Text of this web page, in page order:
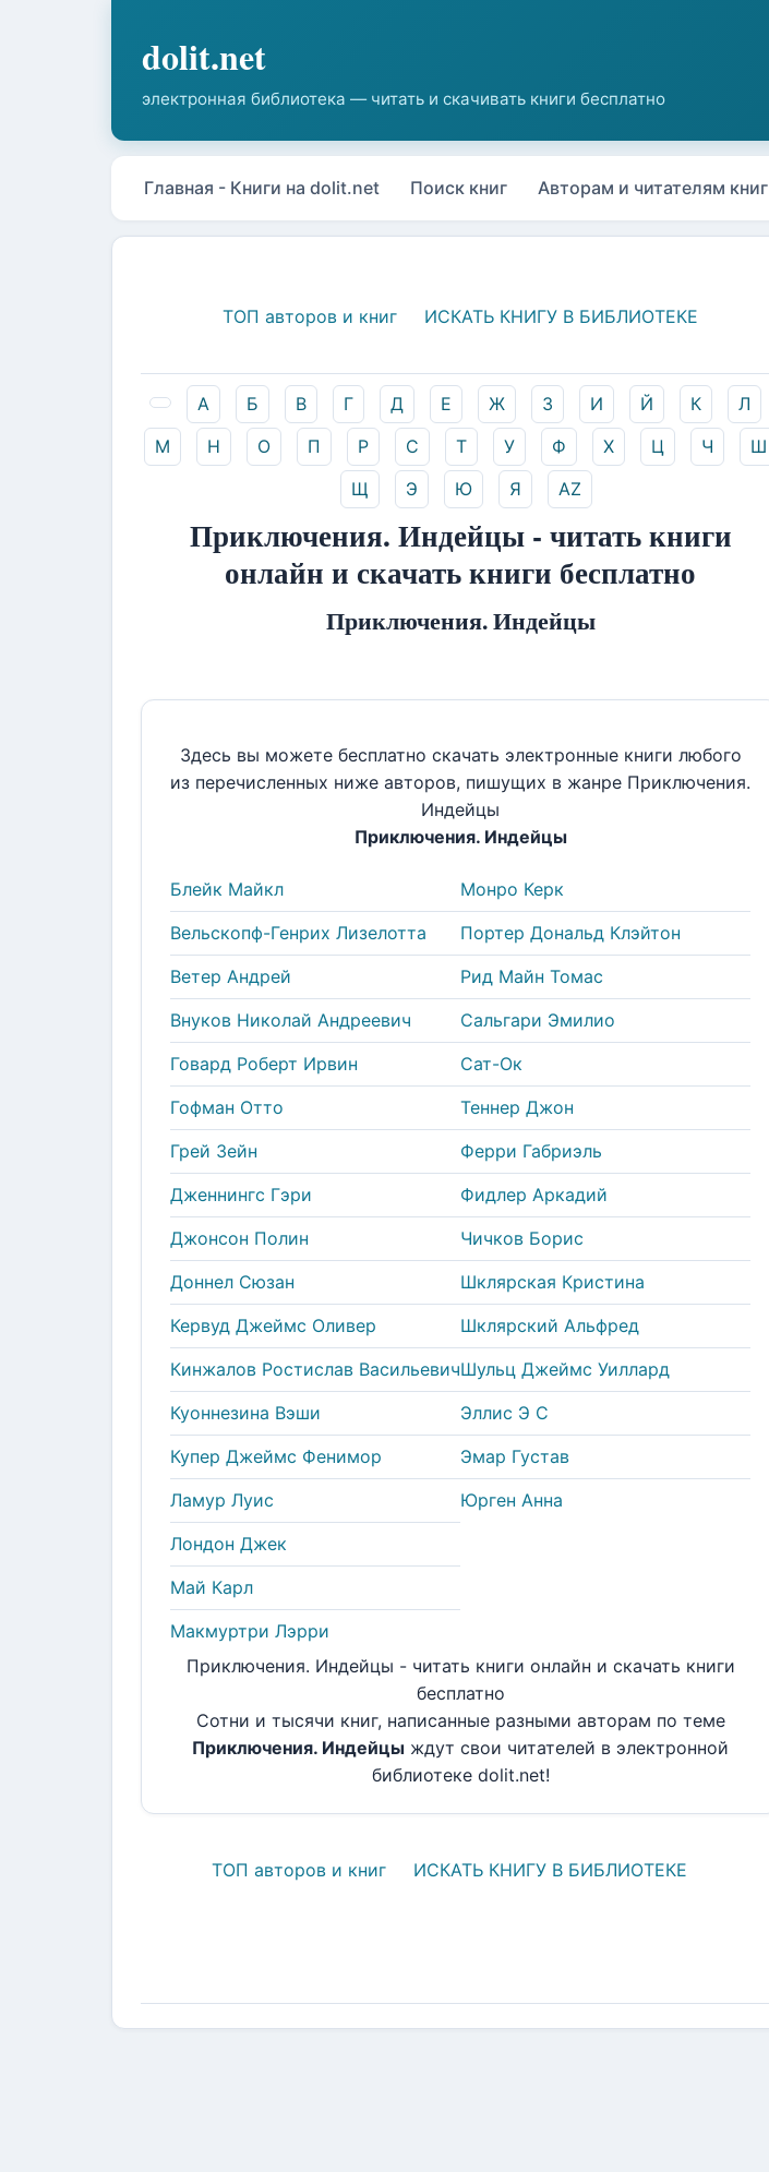
Главная - Книги на dolit.net Поиск книг Авторам и читателям книг
ТОП авторов и книг ИСКАТЬ КНИГУ В БИБЛИОТЕКЕ
А Б В Г Д Е Ж З И Й К
Л
М
Н О П Р С Т У Ф Х Ц Ч
Ш
Щ
Э Ю Я AZ
Приключения. Индейцы - читать книги
онлайн и скачать книги бесплатно
Приключения. Индейцы
Здесь вы можете бесплатно скачать электронные книги любого
из перечисленных ниже авторов, пишущих в жанре Приключения.
Индейцы
Приключения. Индейцы
Блейк Майкл
Вельскопф-Генрих Лизелотта
Ветер Андрей
Внуков Николай Андреевич
Говард Роберт Ирвин
Гофман Отто
Грей Зейн
Дженнингс Гэри
Джонсон Полин
Доннел Сюзан
Кервуд Джеймс Оливер
Кинжалов Ростислав Васильевич
Куоннезина Вэши
Купер Джеймс Фенимор
Ламур Луис
Лондон Джек
Май Карл
Макмуртри Лэрри
Монро Керк
Портер Дональд Клэйтон
Рид Майн Томас
Сальгари Эмилио
Сат-Ок
Теннер Джон
Ферри Габриэль
Фидлер Аркадий
Чичков Борис
Шклярская Кристина
Шклярский Альфред
Шульц Джеймс Уиллард
Эллис Э С
Эмар Густав
Юрген Анна
Приключения. Индейцы - читать книги онлайн и скачать книги
бесплатно
Сотни и тысячи книг, написанные разными авторам по теме
Приключения. Индейцы ждут свои читателей в электронной
библиотеке dolit.net!
ТОП авторов и книг ИСКАТЬ КНИГУ В БИБЛИОТЕКЕ